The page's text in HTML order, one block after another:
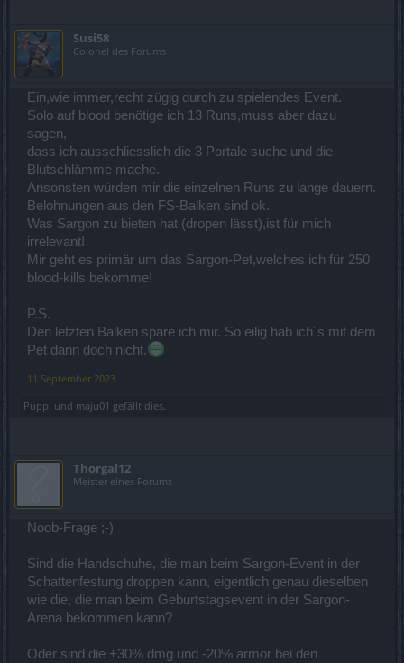
Susi58
Colonel des Forums
Ein,wie immer,recht zügig durch zu spielendes Event.
Solo auf blood benötige ich 13 Runs,muss aber dazu
sagen,
dass ich ausschliesslich die 3 Portale suche und die
Blutschlämme mache.
Ansonsten würden mir die einzelnen Runs zu lange dauern.
Belohnungen aus den FS-Balken sind ok.
Was Sargon zu bieten hat (dropen lässt),ist für mich
irrelevant!
Mir geht es primär um das Sargon-Pet,welches ich für 250
blood-kills bekomme!
P.S.
Den letzten Balken spare ich mir. So eilig hab ich´s mit dem
Pet dann doch nicht.
11 September 2023
Puppi und maju01 gefällt dies.
Thorgal12
Meister eines Forums
Noob-Frage ;-)
Sind die Handschuhe, die man beim Sargon-Event in der
Schattenfestung droppen kann, eigentlich genau dieselben
wie die, die man beim Geburtstagsevent in der Sargon-
Arena bekommen kann?
Oder sind die +30% dmg und -20% armor bei den